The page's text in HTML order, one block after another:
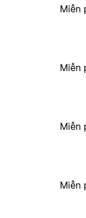
Miễn
Miễn
Miễn
Miễn